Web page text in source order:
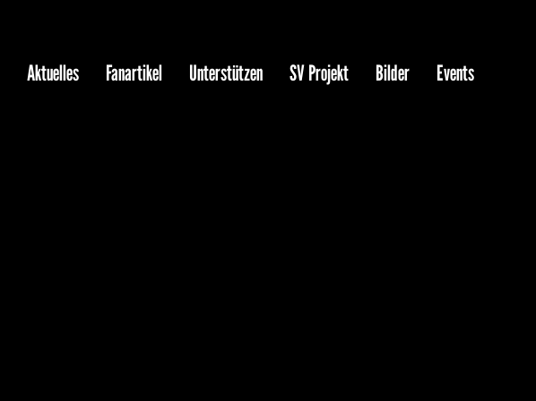
Aktuelles Fanartikel Unterstützen SV Projekt Bilder Events